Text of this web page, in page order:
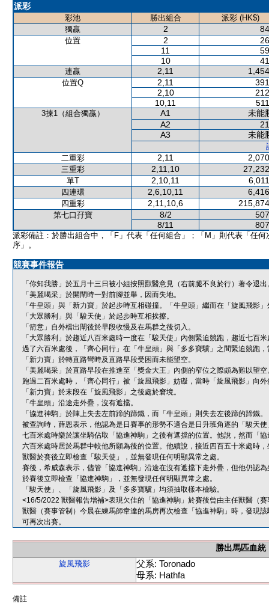
派彩
彩池 勝出組合
派彩 (HK$)
獨贏
2
位置 2
11
10
連贏 2,11
位置Q 2,11
2,10
10,11
3揀1（組合獨贏） A1
未能
A2
A3
未能
二重彩
2,11
三重彩 2,11,10
單T 2,10,11
四連環 2,6,10,11
四重彩 2,11,10,6
第七口孖寶 8/2
8/11
派彩備註：於勝出組合中，「F」代表「任何組合」；「M」則代表「任何
序」。
競賽事件報告
「你知我勝」於五月十三日被小組按照獸醫意見（右前腿不良於行）著令退
「美麗喝采」於開閘時一對前腳並舉，因而失地。
「牛皇頭」與「新力寶」於起步時互相碰撞。「牛皇頭」繼而在「旋風飛影
「大眾勝利」與「駿天使」於起步時互相挨擦。
「箭意」自外檔出閘後於早段收慢及在馬群之後切入。
「大眾勝利」於趨近八百米處時一度在「駿天使」內側緊迫競跑，趨近七百
過了六百米處後，「齊心同行」在「牛皇頭」與「多多寶驥」之間緊迫競跑
「新力寶」於轉直路彎時及直路早段受困而未能望空。
「美麗喝采」於直路早段在推進至「獎金大王」內側的窄位之際頗為難以望空
跑過二百米處時，「齊心同行」被「旋風飛影」妨礙，當時「旋風飛影」向外
「新力寶」於末段在「旋風飛影」之後處於窘境。
「牛皇頭」沿途走外疊，沒有遮擋。
「協進神駒」於陣上失去左前蹄的蹄鐵，而「牛皇頭」則失去左後蹄的蹄鐵。
被查詢時，薛恩表示，他認為是日賽事的形勢不適合是日升班角逐的「駿天
七百米處時樂於讓坐騎佔取「協進神駒」之後有遮擋的位置。他說，然而「
六百米處時居於馬群中較他所願為後的位置。他續說，接近四百五十米處時
獸醫於賽後立即檢查「駿天使」，並無發現任何明顯異常之處。
賽後，希威森表示，儘管「協進神駒」沿途在沒有遮擋下走外疊，但他仍認
於賽後立即檢查「協進神駒」，並無發現任何明顯異常之處。
「駿天使」、「旋風飛影」及「多多寶驥」均須抽取樣本檢驗。
<16/5/2022 獸醫報告增補>表現欠佳的「協進神駒」於賽後曾由主任獸醫（
獸醫（賽事管制）今晨在練馬師韋達的馬房再次檢查「協進神駒」時，發現
可再次出賽。
勝出馬匹血統
旋風飛影
父系: Toronado
母系: Hathfa
備註